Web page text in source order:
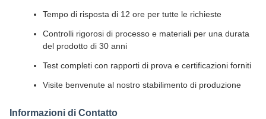
Tempo di risposta di 12 ore per tutte le richieste
Controlli rigorosi di processo e materiali per una durata
del prodotto di 30 anni
Test completi con rapporti di prova e certificazioni forniti
Visite benvenute al nostro stabilimento di produzione
Informazioni di Contatto